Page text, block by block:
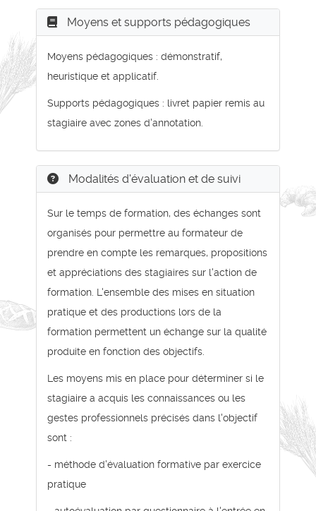
Moyens et supports pédagogiques
Moyens pédagogiques : démonstratif,
heuristique et applicatif.
Supports pédagogiques : livret papier remis au
stagiaire avec zones d'annotation.
Modalités d'évaluation et de suivi
Sur le temps de formation, des échanges sont
organisés pour permettre au formateur de
prendre en compte les remarques, propositions
et appréciations des stagiaires sur l'action de
formation. L'ensemble des mises en situation
pratique et des productions lors de la
formation permettent un échange sur la qualité
produite en fonction des objectifs.
Les moyens mis en place pour déterminer si le
stagiaire a acquis les connaissances ou les
gestes professionnels précisés dans l'objectif
sont :
- méthode d'évaluation formative par exercice
pratique